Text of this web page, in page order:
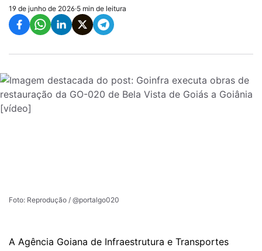
19 de junho de 2026·5 min de leitura
Foto: Reprodução / @portalgo020
A Agência Goiana de Infraestrutura e Transportes